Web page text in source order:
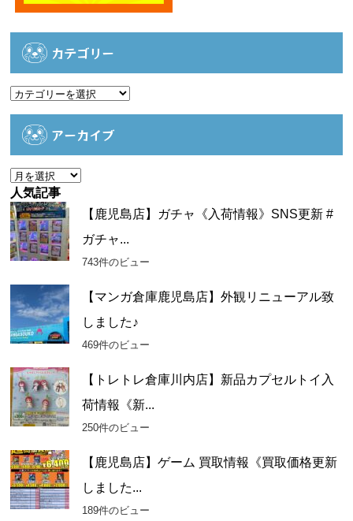
カテゴリー
カ
アーカイブ
ア
ー
カ
イ
ブ
人気記事
【鹿児島店】ガチャ《入荷情報》SNS更新 #
ガチャ...
743件のビュー
【マンガ倉庫鹿児島店】外観リニューアル致
しました♪
469件のビュー
【トレトレ倉庫川内店】新品カプセルトイ入
荷情報《新...
250件のビュー
【鹿児島店】ゲーム 買取情報《買取価格更新
しました...
189件のビュー